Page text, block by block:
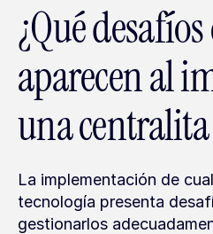
¿Qué
aparecen al
una centralita
La implementación de
tecnología presenta
gestionarlos